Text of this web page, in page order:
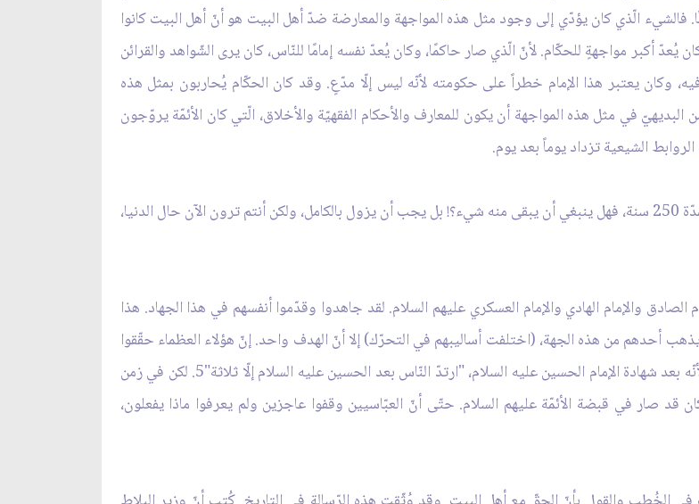
فالشيء الّذي كان يؤدّي إلى وجود مثل هذه المواجهة والمعارضة ضدّ أهل البيت هو أنّ أهل البيت كانوا
يُعدّ أكبر مواجهةٍ للحكّام. لأنّ الّذي صار حاكمًا، وكان يُعدّ نفسه إمامًا للنّاس، كان يرى الشّواهد والقرائن
وكان يعتبر هذا الإمام خطراً على حكومته لأنّه ليس إلّا مدّعٍ. وقد كان الحكّام يُحاربون بمثل هذه
البديهيّ في مثل هذه المواجهة أن يكون للمعارف والأحكام الفقهيّة والأخلاق، الّتي كان الأئمّة يروّجون
الشيعية تزداد يوماً بعد يوم.
وهذا ما حفظ الشّيعة. فانظروا أنتم إلى مرامٍ تعمل ضدّه الحكومات لمدّة 250 سنة، فهل ينبغي أن يبقى منه شيء؟! بل يجب أن يزول بالكامل، ولكن أنتم ترون الآن حال الدنيا،
والإمام الهادي والإمام العسكري عليهم السلام. لقد جاهدوا وقدّموا أنفسهم في هذا الجهاد. هذا
أحدهم من هذه الجهة، (اختلفت أساليبهم في التحرّك) إلا أنّ الهدف واحد. إنّ هؤلاء العظماء حقّقوا
نجاحاً أكبر من الإمام الحسين عليه السلام، الّذي وضع هذا الأساس، لأنّه بعد شهادة الإمام الحسين عليه السلام، "ارتدّ النّاس بعد الحسين عليه السلام إلّا ثلاثة"5. لكن في زمن
قد صار في قبضة الأئمّة عليهم السلام. حتّى أنّ العبّاسيين وقفوا عاجزين ولم يعرفوا ماذا يفعلون،